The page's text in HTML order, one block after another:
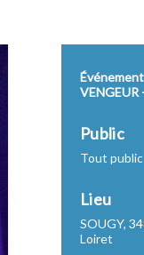
VENGEUR
Public
Tout public
Lieu
SOUGY,
Loiret